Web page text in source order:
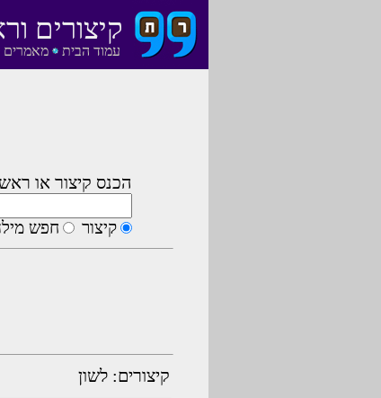
עמוד הבית מאמרים
קיצורים
הכנס קיצור או
קיצור חפש
קיצורים: לשון